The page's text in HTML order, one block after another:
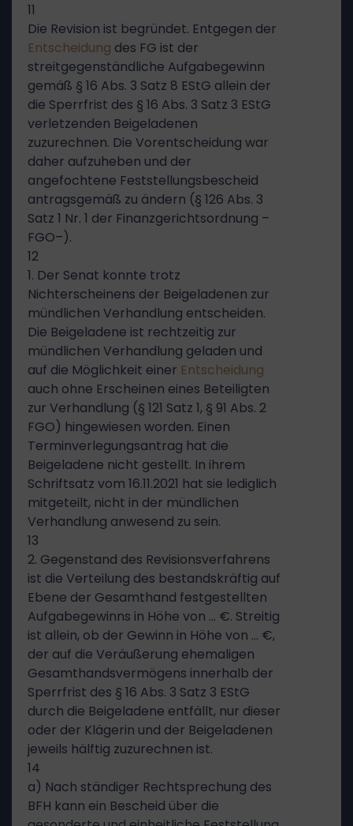
11
Die Revision ist begründet. Entgegen der
Entscheidung des FG ist der
streitgegenständliche Aufgabegewinn
gemäß § 16 Abs. 3 Satz 8 EStG allein der
die Sperrfrist des § 16 Abs. 3 Satz 3 EStG
verletzenden Beigeladenen
zuzurechnen. Die Vorentscheidung war
daher aufzuheben und der
angefochtene Feststellungsbescheid
antragsgemäß zu ändern (§ 126 Abs. 3
Satz 1 Nr. 1 der Finanzgerichtsordnung –
FGO–).
12
1. Der Senat konnte trotz
Nichterscheinens der Beigeladenen zur
mündlichen Verhandlung entscheiden.
Die Beigeladene ist rechtzeitig zur
mündlichen Verhandlung geladen und
auf die Möglichkeit einer Entscheidung
auch ohne Erscheinen eines Beteiligten
zur Verhandlung (§ 121 Satz 1, § 91 Abs. 2
FGO) hingewiesen worden. Einen
Terminverlegungsantrag hat die
Beigeladene nicht gestellt. In ihrem
Schriftsatz vom 16.11.2021 hat sie lediglich
mitgeteilt, nicht in der mündlichen
Verhandlung anwesend zu sein.
13
2. Gegenstand des Revisionsverfahrens
ist die Verteilung des bestandskräftig auf
Ebene der Gesamthand festgestellten
Aufgabegewinns in Höhe von … €. Streitig
ist allein, ob der Gewinn in Höhe von … €,
der auf die Veräußerung ehemaligen
Gesamthandsvermögens innerhalb der
Sperrfrist des § 16 Abs. 3 Satz 3 EStG
durch die Beigeladene entfällt, nur dieser
oder der Klägerin und der Beigeladenen
jeweils hälftig zuzurechnen ist.
14
a) Nach ständiger Rechtsprechung des
BFH kann ein Bescheid über die